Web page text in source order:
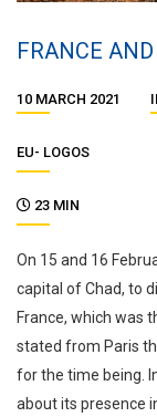
FRANCE
10 MARCH 2021
EU- LOGOS
23 MIN
On 15 and 16
capital of Chad, to
France, which was
stated from Paris
for the time being.
about its presence